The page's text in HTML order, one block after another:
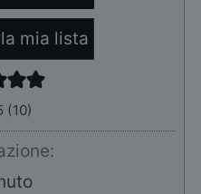
mia lista
(10)